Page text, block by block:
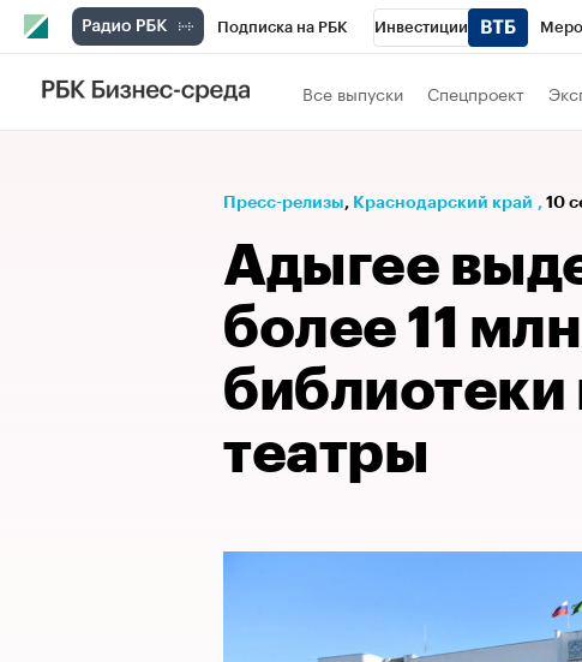
Подписка на РБК Инвестиции
Телеканал
Спецпроекты
Рынок наличной валюты
Все выпуски Спецпроект
Пресс-релизы⁠, Краснодарский край , 10
Адыгее
более 11
библиотеки
театры